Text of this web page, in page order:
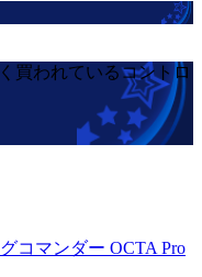
買われているコントロ
コマンダー OCTA Pro